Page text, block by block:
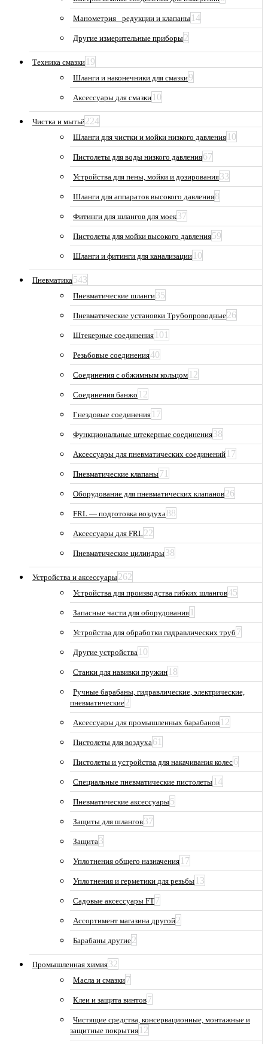
Манометрия_ редукции и клапаны 14
Другие измерительные приборы2
Техника смазки 19
Шланги и наконечники для смазки9
Аксессуары для смазки 10
Чистка и мытьё224
Шланги для чистки и мойки низкого давления 10
Пистолеты для воды низкого давления67
Устройства для пены, мойки и дозирования33
Шланги для аппаратов высокого давления8
Фитинги для шлангов для моек37
Пистолеты для мойки высокого давления59
Шланги и фитинги для канализации 10
Пневматика543
Пневматические шланги35
Пневматические установки Трубопроводные26
Штекерные соединения 101
Резьбовые соединения40
Соединения с обжимным кольцом 12
Соединения банжо 12
Гнездовые соединения 17
Функциональные штекерные соединения38
Аксессуары для пневматических соединений 17
Пневматические клапаны71
Оборудование для пневматических клапанов26
FRL — подготовка воздуха88
Аксессуары для FRL22
Пневматические цилиндры38
Устройства и аксессуары262
Устройства для производства гибких шлангов45
Запасные части для оборудования 1
Устройства для обработки гидравлических труб 7
Другие устройства 10
Станки для навивки пружин 18
Ручные барабаны, гидравлические, электрические,
пневматические2
Аксессуары для промышленных барабанов 12
Пистолеты для воздуха61
Пистолеты и устройства для накачивания колес6
Специальные пневматические пистолеты 14
Пневматические аксессуары5
Защиты для шлангов37
Защита3
Уплотнения общего назначения 17
Уплотнения и герметики для резьбы 13
Садовые аксессуары FT7
Ассортимент магазина другой2
Барабаны другие2
Промышленная химия32
Масла и смазки7
Клеи и защита винтов7
Чистящие средства, консервационные, монтажные и
защитные покрытия 12